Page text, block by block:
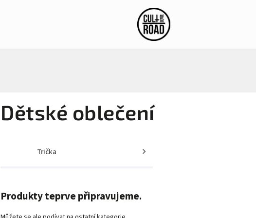
Dětské oblečení
Trička
Produkty teprve připravujeme.